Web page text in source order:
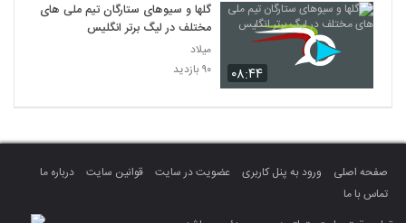
۰۸:۴۴
گلها و سیوهای ستارگان تیم ملی های
مختلف در لیگ برتر انگلیس
میلاد
۹۰ بازدید
صفحه اصلی ورود به پنل کاربری عضویت در سایت قوانین سایت
درباره ما
تماس با ما